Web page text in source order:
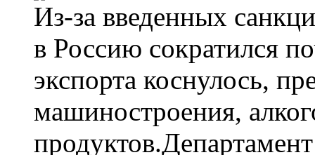
Из-за введенных
в Россию сократился
экспорта коснулось,
машиностроения,